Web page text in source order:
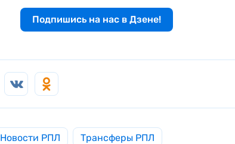
Подпишись на нас в Дзене!
Новости РПЛ Трансферы РПЛ